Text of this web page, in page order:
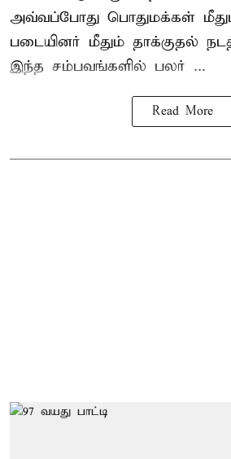
அவ்வப்போது பொதுமக்கள் மீதும்
படையினர் மீதும் தாக்குதல்
இந்த சம்பவங்களில் பலர் ...
Read More